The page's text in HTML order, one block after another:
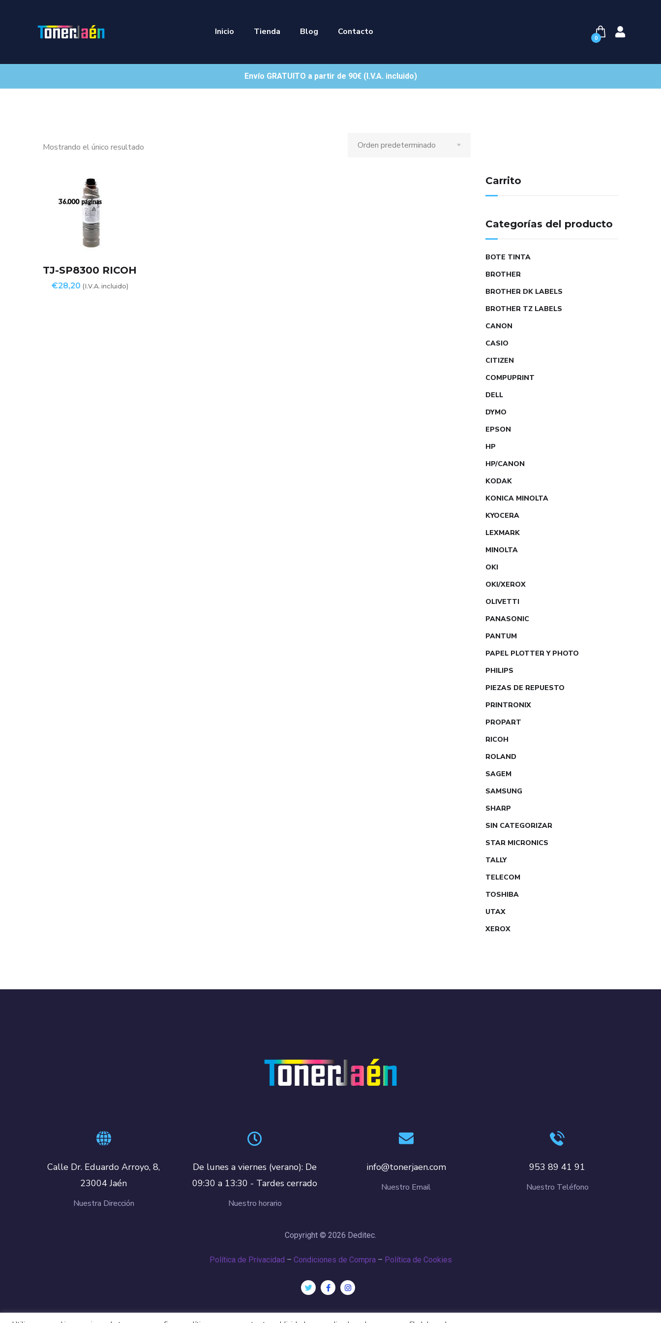
Inicio Tienda Blog Contacto
0
Envío GRATUITO a partir de 90€ (I.V.A. incluido)
Mostrando el único resultado
TJ-SP8300 RICOH
€28,20 (I.V.A. incluido)
Carrito
Categorías del producto
BOTE TINTA
BROTHER
BROTHER DK LABELS
BROTHER TZ LABELS
CANON
CASIO
CITIZEN
COMPUPRINT
DELL
DYMO
EPSON
HP
HP/CANON
KODAK
KONICA MINOLTA
KYOCERA
LEXMARK
MINOLTA
OKI
OKI/XEROX
OLIVETTI
PANASONIC
PANTUM
PAPEL PLOTTER Y PHOTO
PHILIPS
PIEZAS DE REPUESTO
PRINTRONIX
PROPART
RICOH
ROLAND
SAGEM
SAMSUNG
SHARP
SIN CATEGORIZAR
STAR MICRONICS
TALLY
TELECOM
TOSHIBA
UTAX
XEROX
Calle Dr. Eduardo Arroyo, 8,
23004 Jaén
Nuestra Dirección
De lunes a viernes (verano): De
09:30 a 13:30 - Tardes cerrado
Nuestro horario
info@tonerjaen.com
Nuestro Email
953 89 41 91
Nuestro Teléfono
Copyright © 2026 Deditec.
Política de Privacidad – Condiciones de Compra– Política de Cookies